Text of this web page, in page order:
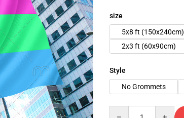
size
5x8 ft (150x240cm)
2x3 ft (60x90cm)
Style
No Grommets